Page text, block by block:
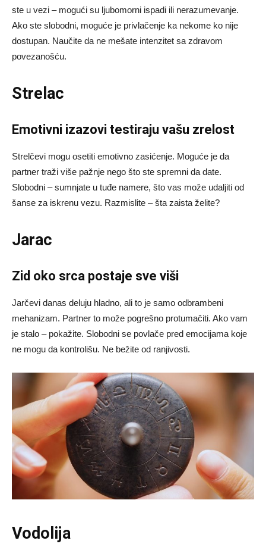
ste u vezi – mogući su ljubomorni ispadi ili nerazumevanje.
Ako ste slobodni, moguće je privlačenje ka nekome ko nije
dostupan. Naučite da ne mešate intenzitet sa zdravom
povezanošću.
Strelac
Emotivni izazovi testiraju vašu zrelost
Strelčevi mogu osetiti emotivno zasićenje. Moguće je da
partner traži više pažnje nego što ste spremni da date.
Slobodni – sumnjate u tuđe namere, što vas može udaljiti od
šanse za iskrenu vezu. Razmislite – šta zaista želite?
Jarac
Zid oko srca postaje sve viši
Jarčevi danas deluju hladno, ali to je samo odbrambeni
mehanizam. Partner to može pogrešno protumačiti. Ako vam
je stalo – pokažite. Slobodni se povlače pred emocijama koje
ne mogu da kontrolišu. Ne bežite od ranjivosti.
Vodolija